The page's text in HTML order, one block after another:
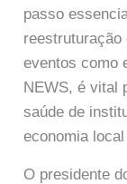
passo
reestruturação
eventos como
NEWS, é vital
saúde de
economia
O presidente